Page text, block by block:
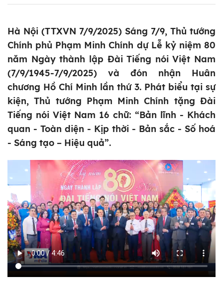
Hà Nội (TTXVN 7/9/2025) Sáng 7/9, Thủ tướng
Chính phủ Phạm Minh Chính dự Lễ kỷ niệm 80
năm Ngày thành lập Đài Tiếng nói Việt Nam
(7/9/1945-7/9/2025) và đón nhận Huân
chương Hồ Chí Minh lần thứ 3. Phát biểu tại sự
kiện, Thủ tướng Phạm Minh Chính tặng Đài
Tiếng nói Việt Nam 16 chữ: “Bản lĩnh - Khách
quan - Toàn diện - Kịp thời - Bản sắc - Số hoá
- Sáng tạo – Hiệu quả”.